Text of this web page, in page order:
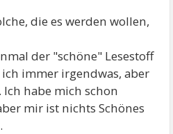
die es werden wollen,
der "schöne" Lesestoff
immer irgendwas, aber
habe mich schon
mir ist nichts Schönes